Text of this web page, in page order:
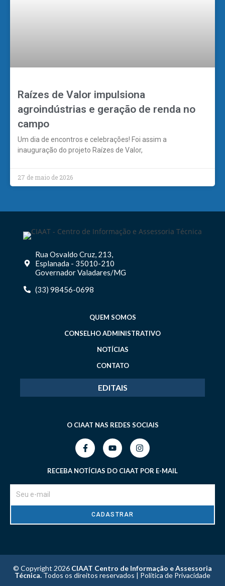
Raízes de Valor impulsiona
agroindústrias e geração de renda no
campo
Um dia de encontros e celebrações! Foi assim a
inauguração do projeto Raízes de Valor,
27 de maio de 2026
Rua Osvaldo Cruz, 213,
Esplanada - 35010-210
Governador Valadares/MG
(33) 98456-0698
QUEM SOMOS
CONSELHO ADMINISTRATIVO
NOTÍCIAS
CONTATO
EDITAIS
O CIAAT NAS REDES SOCIAIS
RECEBA NOTÍCIAS DO CIAAT POR E-MAIL
CADASTRAR
© Copyright 2026 CIAAT Centro de Informação e Assessoria
Técnica. Todos os direitos reservados | Política de Privacidade